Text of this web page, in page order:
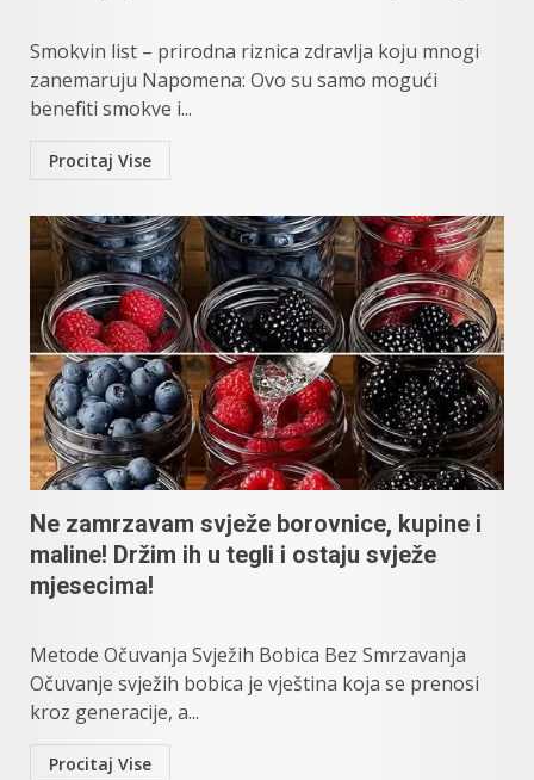
Smokvin list – prirodna riznica zdravlja koju mnogi
zanemaruju Napomena: Ovo su samo mogući
benefiti smokve i...
Procitaj Vise
Ne zamrzavam svježe borovnice, kupine i
maline! Držim ih u tegli i ostaju svježe
mjesecima!
Metode Očuvanja Svježih Bobica Bez Smrzavanja
Očuvanje svježih bobica je vještina koja se prenosi
kroz generacije, a...
Procitaj Vise